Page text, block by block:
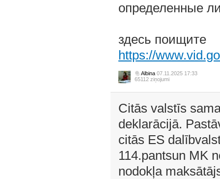
определенные
здесь поищите
https://
Albina 07.11.2025 17:33
65112 ziņojumi
Citās valstīs
deklarācijā.
citās ES
114.pantsun MK
nodokļa